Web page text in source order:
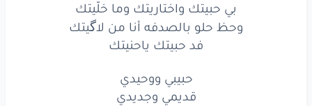
بي حبيتك واختاريتك وما خلّيتك
وحظ حلو بالصدفه أنا من لاگيتك
فد حبيتك ياحنيتك
حبيبي ووحيدي
قديمي وجديدي